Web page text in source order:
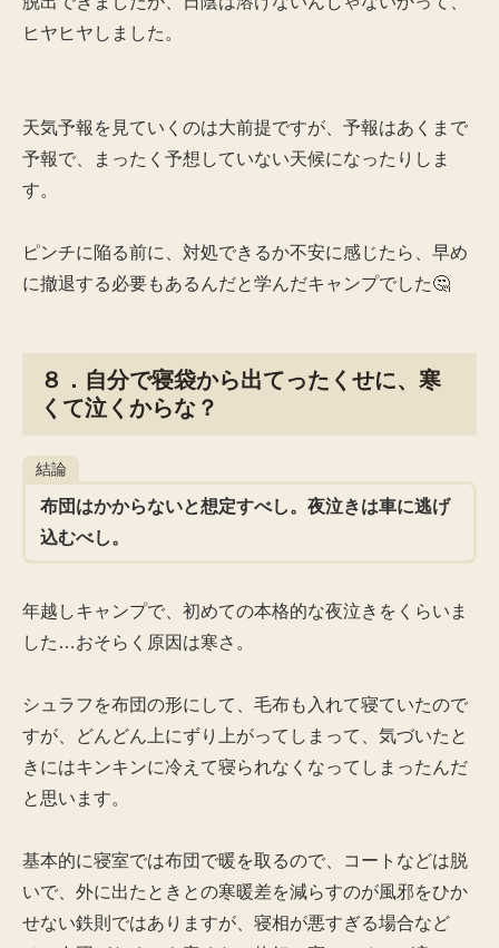
ヒヤヒヤしました。
天気予報を見ていくのは大前提ですが、予報はあくまで
予報で、まったく予想していない天候になったりしま
す。
ピンチに陥る前に、対処できるか不安に感じたら、早め
に撤退する必要もあるんだと学んだキャンプでした🤔
８．自分で寝袋から出てったくせに、寒
くて泣くからな？
結論
布団はかからないと想定すべし。夜泣きは車に逃げ
込むべし。
年越しキャンプで、初めての本格的な夜泣きをくらいま
した…おそらく原因は寒さ。
シュラフを布団の形にして、毛布も入れて寝ていたので
すが、どんどん上にずり上がってしまって、気づいたと
きにはキンキンに冷えて寝られなくなってしまったんだ
と思います。
基本的に寝室では布団で暖を取るので、コートなどは脱
いで、外に出たときとの寒暖差を減らすのが風邪をひか
せない鉄則ではありますが、寝相が悪すぎる場合など